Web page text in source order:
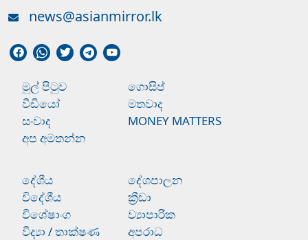
news@asianmirror.lk
මුල් පිටුව
ගොසිප්
වීඩියෝ
මතවාද
සංවාද
MONEY MATTERS
අප අමතන්න
දේශීය
දේශපාලන
විදේශීය
ක්‍රීඩා
විශේෂාංග
ව්‍යාපාරික
විද්‍යා / තාක්ෂණ
අපරාධ